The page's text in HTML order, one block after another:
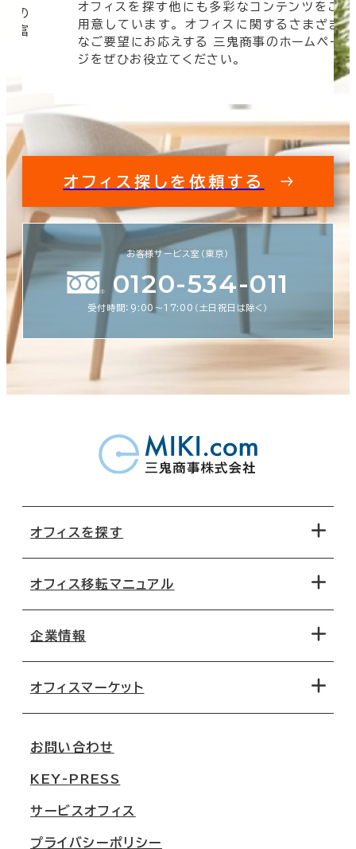
の
豊富
オフィスを探す他にも多彩なコンテンツをご
用意しています。 オフィスに関するさまざま
なご要望にお応えする 三鬼商事のホームペー
ジをぜひお役立てください。
オフィス探しを依頼する
お客様サービス室（東京）
0120-534-011
受付時間：9:00〜17:00（土日祝日は除く）
オフィスを探す
地図から探す
路線・駅から探す
オフィス移転マニュアル
移転コストシミュレーション
移転スケジュール
オフィス移転Q&A
企業情報
オフィスマーケット
大阪
名古屋
お問い合わせ
KEY-PRESS
サービスオフィス
プライバシーポリシー